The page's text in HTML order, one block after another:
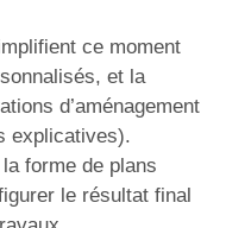
ce moment
et la
d’aménagement
explicatives).
forme de plans
le résultat final